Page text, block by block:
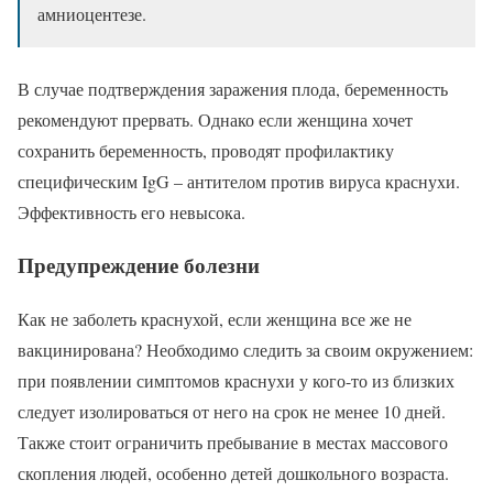
амниоцентезе.
В случае подтверждения заражения плода, беременность
рекомендуют прервать. Однако если женщина хочет
сохранить беременность, проводят профилактику
специфическим IgG – антителом против вируса краснухи.
Эффективность его невысока.
Предупреждение болезни
Как не заболеть краснухой, если женщина все же не
вакцинирована? Необходимо следить за своим окружением:
при появлении симптомов краснухи у кого-то из близких
следует изолироваться от него на срок не менее 10 дней.
Также стоит ограничить пребывание в местах массового
скопления людей, особенно детей дошкольного возраста.